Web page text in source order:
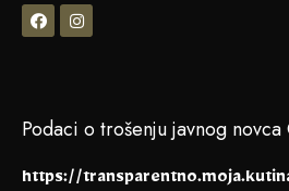
Podaci o trošenju javnog novca
https://